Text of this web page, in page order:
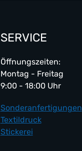
SERVICE
Öffnungszeiten:
Montag - Freitag
9:00 - 18:00 Uhr
Sonderanfertigungen
Textildruck
Stickerei